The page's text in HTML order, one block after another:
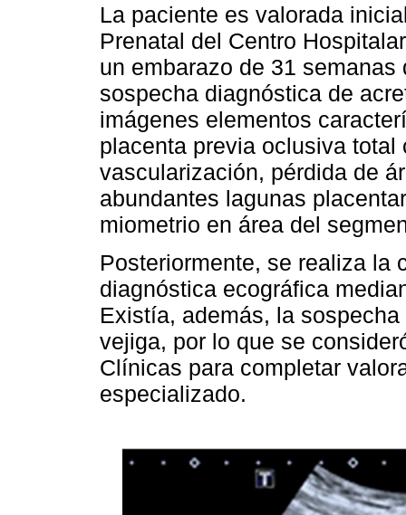
La paciente es valorada
Prenatal del Centro
un embarazo de 31
sospecha diagnóstica de
imágenes elementos
placenta previa oclusiva total
vascularización, pérdida de
abundantes lagunas
miometrio en área del
Posteriormente, se realiza la
diagnóstica ecográfica
Existía, además, la
vejiga, por lo que se
Clínicas para completar
especializado.